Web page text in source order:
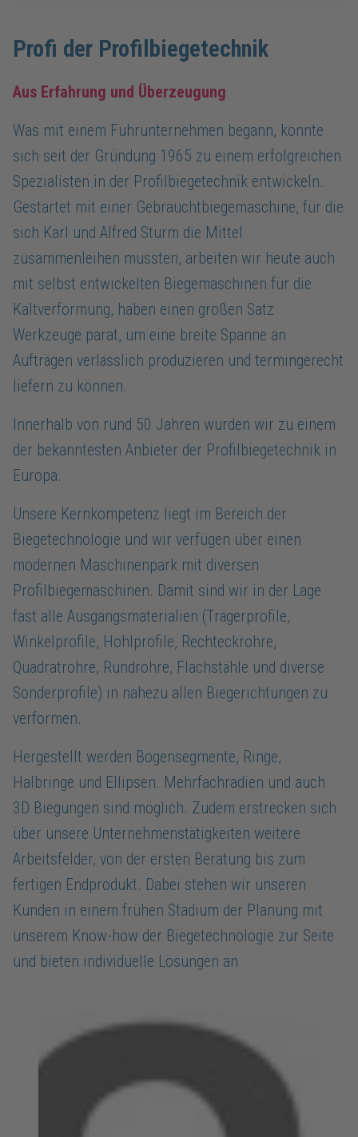
Profi der Profilbiegetechnik
Aus Erfahrung und Überzeugung
Was mit einem Fuhrunternehmen begann, konnte
sich seit der Gründung 1965 zu einem erfolgreichen
Spezialisten in der Profilbiegetechnik entwickeln.
Gestartet mit einer Gebrauchtbiegemaschine, für die
sich Karl und Alfred Sturm die Mittel
zusammenleihen mussten, arbeiten wir heute auch
mit selbst entwickelten Biegemaschinen für die
Kaltverformung, haben einen großen Satz
Werkzeuge parat, um eine breite Spanne an
Aufträgen verlässlich produzieren und termingerecht
liefern zu können.
Innerhalb von rund 50 Jahren wurden wir zu einem
der bekanntesten Anbieter der Profilbiegetechnik in
Europa.
Unsere Kernkompetenz liegt im Bereich der
Biegetechnologie und wir verfügen über einen
modernen Maschinenpark mit diversen
Profilbiegemaschinen. Damit sind wir in der Lage
fast alle Ausgangsmaterialien (Trägerprofile,
Winkelprofile, Hohlprofile, Rechteckrohre,
Quadratrohre, Rundrohre, Flachstähle und diverse
Sonderprofile) in nahezu allen Biegerichtungen zu
verformen.
Hergestellt werden Bogensegmente, Ringe,
Halbringe und Ellipsen. Mehrfachradien und auch
3D Biegungen sind möglich. Zudem erstrecken sich
über unsere Unternehmenstätigkeiten weitere
Arbeitsfelder, von der ersten Beratung bis zum
fertigen Endprodukt. Dabei stehen wir unseren
Kunden in einem frühen Stadium der Planung mit
unserem Know-how der Biegetechnologie zur Seite
und bieten individuelle Lösungen an